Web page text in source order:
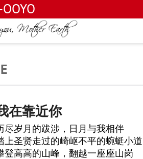
在靠近你
尽岁月的跋涉，日月与我相伴
上圣贤走过的崎岖不平的蜿蜓小道
登高高的山峰，翻越一座座山岗